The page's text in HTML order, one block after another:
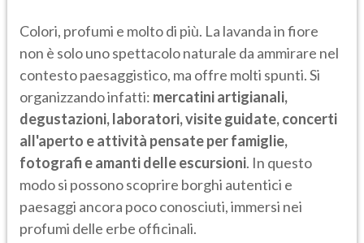
Colori, profumi e molto di più. La lavanda in fiore
non è solo uno spettacolo naturale da ammirare nel
contesto paesaggistico, ma offre molti spunti. Si
organizzando infatti: mercatini artigianali,
degustazioni, laboratori, visite guidate, concerti
all'aperto e attività pensate per famiglie,
fotografi e amanti delle escursioni. In questo
modo si possono scoprire borghi autentici e
paesaggi ancora poco conosciuti, immersi nei
profumi delle erbe officinali.